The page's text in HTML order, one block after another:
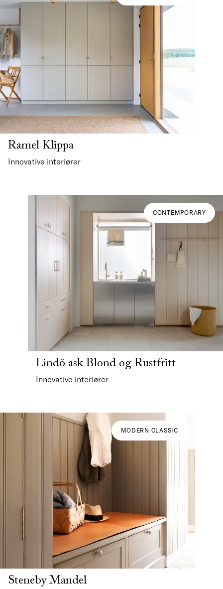
Ramel Klippa
Innovative interiører
CONTEMPORARY
Lindö ask Blond og Rustfritt
Innovative interiører
MODERN CLASSIC
Steneby Mandel